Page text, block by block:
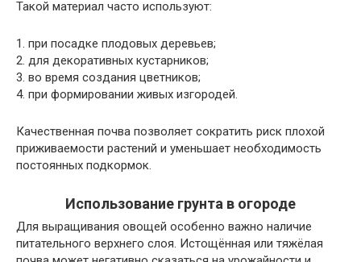
Такой материал часто используют:
1. при посадке плодовых деревьев;
2. для декоративных кустарников;
3. во время создания цветников;
4. при формировании живых изгородей.
Качественная почва позволяет сократить риск плохой
приживаемости растений и уменьшает необходимость
постоянных подкормок.
Использование грунта в огороде
Для выращивания овощей особенно важно наличие
питательного верхнего слоя. Истощённая или тяжёлая